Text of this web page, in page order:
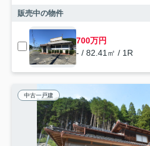
販売中の物件
700万円
- / 82.41㎡ / 1R
中古一戸建